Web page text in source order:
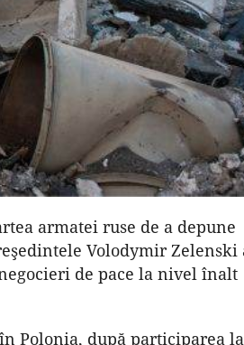
armatei ruse de a depune
Volodymir Zelenski
de pace la nivel înalt
Polonia, după participarea la